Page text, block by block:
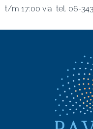
t/m 17:00 via tel. 06-